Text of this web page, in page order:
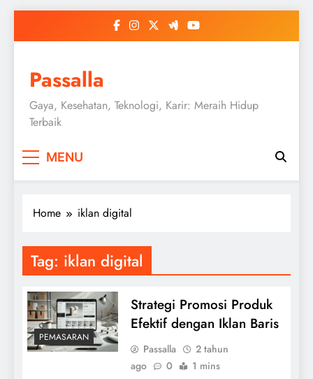
Passalla
Gaya, Kesehatan, Teknologi, Karir: Meraih Hidup
Terbaik
MENU
Home iklan digital
Tag: iklan digital
PEMASARAN
Strategi Promosi Produk
Efektif dengan Iklan Baris
Passalla
2 tahun
ago
0 1 mins